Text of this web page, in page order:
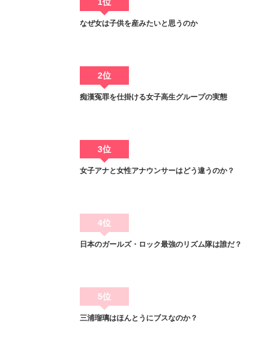
なぜ女は子供を産みたいと思うのか
2位
痴漢冤罪を仕掛ける女子高生グループの実態
3位
女子アナと女性アナウンサーはどう違うのか？
4位
日本のガールズ・ロック最強のリズム隊は誰だ？
5位
三浦瑠璃はほんとうにブスなのか？